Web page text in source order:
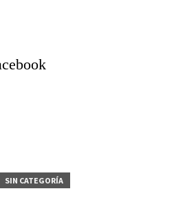
SIN CATEGORÍA